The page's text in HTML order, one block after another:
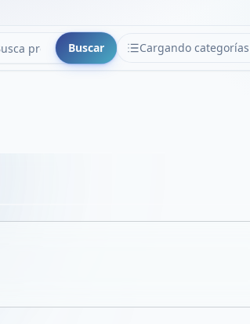
Buscar Cargando categorías
CATEGORÍAS